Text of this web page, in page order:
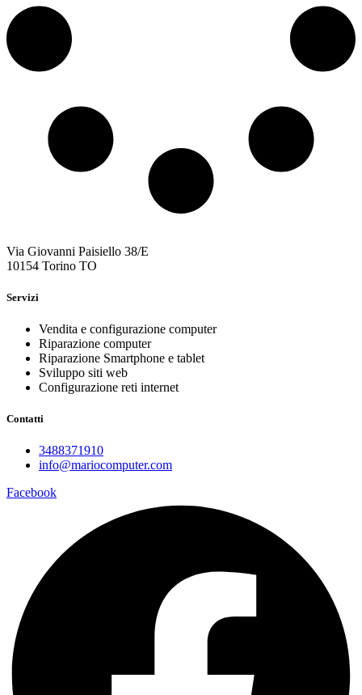
Via Giovanni Paisiello 38/E
10154 Torino TO
Servizi
Vendita e configurazione computer
Riparazione computer
Riparazione Smartphone e tablet
Sviluppo siti web
Configurazione reti internet
Contatti
3488371910
info@mariocomputer.com
Facebook